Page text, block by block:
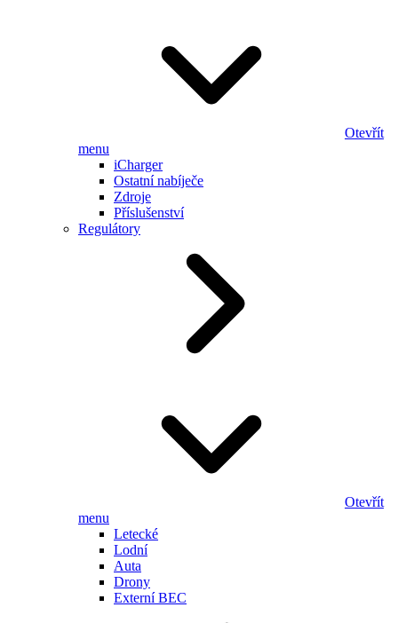
Otevřít
menu
iCharger
Ostatní nabíječe
Zdroje
Příslušenství
Regulátory
Otevřít
menu
Letecké
Lodní
Auta
Drony
Externí BEC